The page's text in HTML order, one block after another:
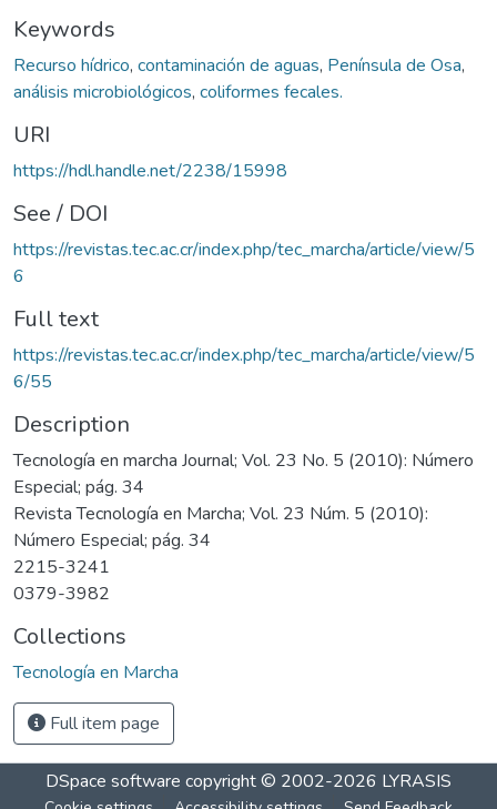
Keywords
Recurso hídrico, contaminación de aguas, Península de Osa,
análisis microbiológicos, coliformes fecales.
URI
https://hdl.handle.net/2238/15998
See / DOI
https://revistas.tec.ac.cr/index.php/tec_marcha/article/view/5
6
Full text
https://revistas.tec.ac.cr/index.php/tec_marcha/article/view/5
6/55
Description
Tecnología en marcha Journal; Vol. 23 No. 5 (2010): Número
Especial; pág. 34
Revista Tecnología en Marcha; Vol. 23 Núm. 5 (2010):
Número Especial; pág. 34
2215-3241
0379-3982
Collections
Tecnología en Marcha
Full item page
DSpace software copyright © 2002-2026 LYRASIS